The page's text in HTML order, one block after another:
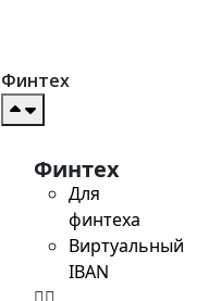
Финтех
Финтех
Для
финтеха
Виртуальный
IBAN
функцией
единожды настройки
сумму.
Bilderlings Pay
газет и журналов),
с банковской
полностью
услугу
карты и в